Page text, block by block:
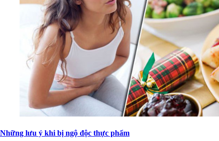
Những lưu ý khi bị ngộ độc thực phẩm
Trung tâm CDC 13/05/2024
Thời gian qua, liên tiếp xảy ra các vụ ngộ độc thực phẩm làm nhiều
người phải nhập viện điều trị. Một trong những nguyên nhân gây ngộ
độc là do ô nhiễm môi trường, thiếu nước sạch để chế biến, nhiễm
khuẩn trong quá trình chế biến…